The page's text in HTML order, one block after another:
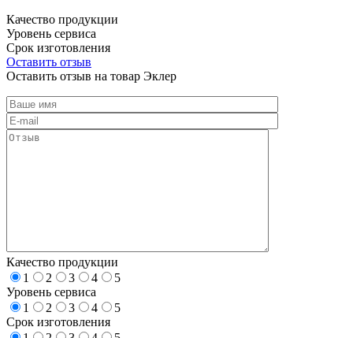
Качество продукции
Уровень сервиса
Срок изготовления
Оставить отзыв
Оставить отзыв на товар Эклер
Качество продукции
1
2 3 4
5
Уровень сервиса
1
2 3 4
5
Срок изготовления